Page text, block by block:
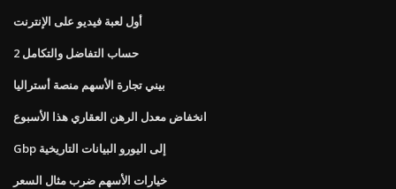
أول لعبة فيديو على الإنترنت
حساب التفاضل والتكامل 2
بيني تجارة الأسهم منصة أستراليا
انخفاض معدل الرهن العقاري هذا الأسبوع
Gbp إلى اليورو البيانات التاريخية
خيارات الأسهم ضرب مثال السعر